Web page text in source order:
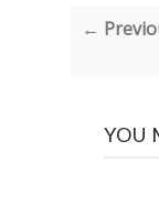
←
YOU